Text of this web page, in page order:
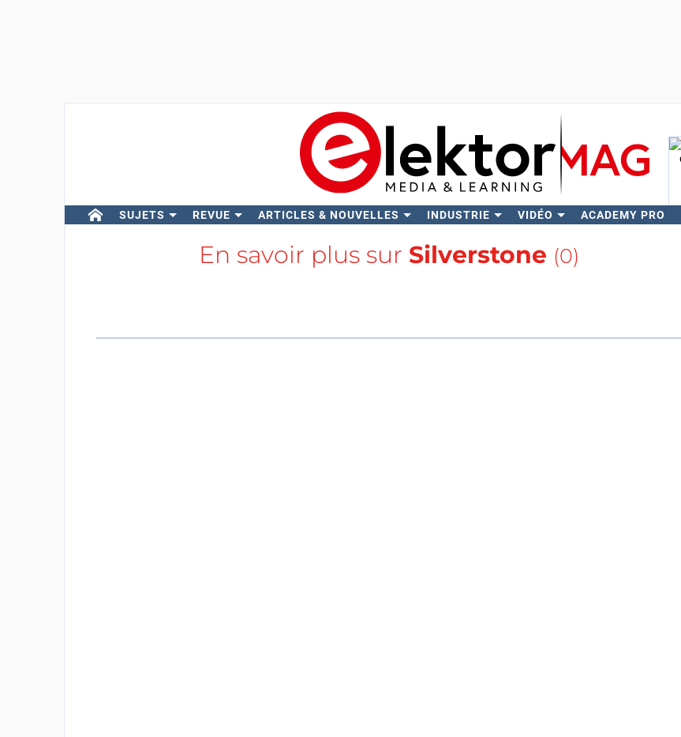
SUJETS REVUE ARTICLES & NOUVELLES INDUSTRIE VIDÉO ACADEMY PRO
En savoir plus sur Silverstone (0)